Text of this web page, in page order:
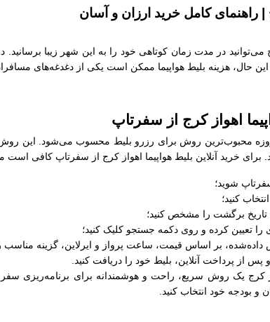
| راهنمای کامل خرید ارزان و آسان
می‌توانید در مدت زمان کوتاهی خود را به این شهر زیبا
این حال، هزینه بلیط هواپیما ممکن است یکی از دغدغه‌های
اهواز کرج از سفرتاپ
محبوب‌ترین روش برای رزرو بلیط محسوب می‌شود. این روش
برای خرید آنلاین بلیط هواپیما اهواز کرج از سفرتاپ کافی است
شوید؛
کنید؛
برگشت را مشخص کنید؛
را تعیین کرده و روی دکمه جستجو کلیک کنید؛
داده‌شده، بر اساس قیمت، ساعت پرواز و ایرلاین، گزینه مناسب
از پرداخت آنلاین، بلیط خود را دریافت کنید.
کرج یک روش سریع، راحت و هوشمندانه برای برنامه‌ریزی
و بودجه خود انتخاب کنید.